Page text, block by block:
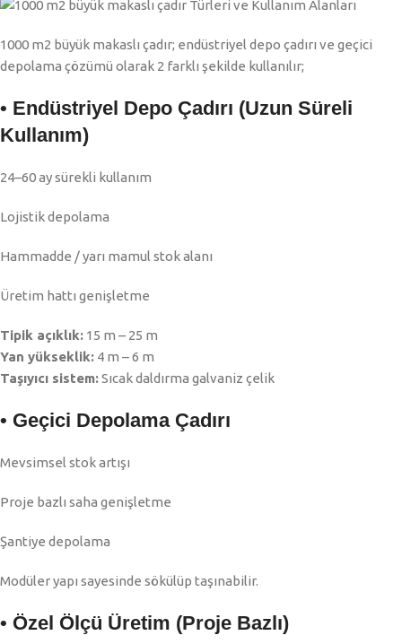
1000 m2 büyük makaslı çadır; endüstriyel depo çadırı ve geçici
depolama çözümü olarak 2 farklı şekilde kullanılır;
• Endüstriyel Depo Çadırı (Uzun Süreli
Kullanım)
24–60 ay sürekli kullanım
Lojistik depolama
Hammadde / yarı mamul stok alanı
Üretim hattı genişletme
Tipik açıklık: 15 m – 25 m
Yan yükseklik: 4 m – 6 m
Taşıyıcı sistem:Sıcak daldırma galvaniz çelik
• Geçici Depolama Çadırı
Mevsimsel stok artışı
Proje bazlı saha genişletme
Şantiye depolama
Modüler yapı sayesinde sökülüp taşınabilir.
• Özel Ölçü Üretim (Proje Bazlı)